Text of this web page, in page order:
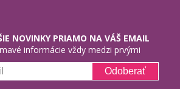
NOVINKY PRIAMO NA VÁŠ EMAIL
informácie vždy medzi prvými
Odoberať